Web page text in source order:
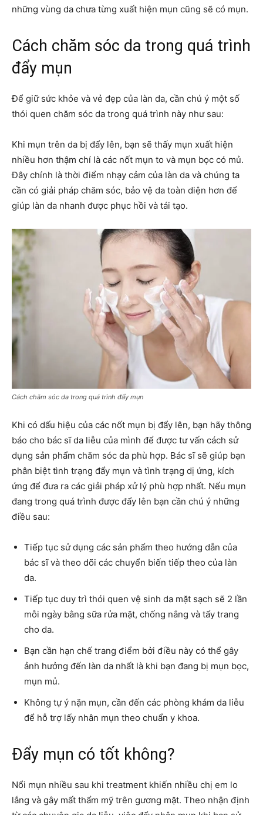
những vùng da chưa từng xuất hiện mụn cũng sẽ có mụn.
Cách chăm sóc da trong quá trình
đẩy mụn
Để giữ sức khỏe và vẻ đẹp của làn da, cần chú ý một số
thói quen chăm sóc da trong quá trình này như sau:
Khi mụn trên da bị đẩy lên, bạn sẽ thấy mụn xuất hiện
nhiều hơn thậm chí là các nốt mụn to và mụn bọc có mủ.
Đây chính là thời điểm nhạy cảm của làn da và chúng ta
cần có giải pháp chăm sóc, bảo vệ da toàn diện hơn để
giúp làn da nhanh được phục hồi và tái tạo.
Cách chăm sóc da trong quá trình đẩy mụn
Khi có dấu hiệu của các nốt mụn bị đẩy lên, bạn hãy thông
báo cho bác sĩ da liễu của mình để được tư vấn cách sử
dụng sản phẩm chăm sóc da phù hợp. Bác sĩ sẽ giúp bạn
phân biệt tình trạng đẩy mụn và tình trạng dị ứng, kích
ứng để đưa ra các giải pháp xử lý phù hợp nhất. Nếu mụn
đang trong quá trình được đẩy lên bạn cần chú ý những
điều sau:
Tiếp tục sử dụng các sản phẩm theo hướng dẫn của
bác sĩ và theo dõi các chuyển biến tiếp theo của làn
da.
Tiếp tục duy trì thói quen vệ sinh da mặt sạch sẽ 2 lần
mỗi ngày bằng sữa rửa mặt, chống nắng và tẩy trang
cho da.
Bạn cần hạn chế trang điểm bởi điều này có thể gây
ảnh hưởng đến làn da nhất là khi bạn đang bị mụn bọc,
mụn mủ.
Không tự ý nặn mụn, cần đến các phòng khám da liễu
để hỗ trợ lấy nhân mụn theo chuẩn y khoa.
Đẩy mụn có tốt không?
Nổi mụn nhiều sau khi treatment khiến nhiều chị em lo
lắng và gây mất thẩm mỹ trên gương mặt. Theo nhận định